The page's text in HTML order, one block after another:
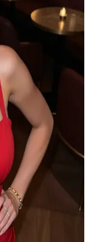
verschijning
een chique lounge,
met een drankje in
zit tijdens een